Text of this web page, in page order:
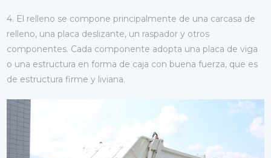
4. El relleno se compone principalmente de una carcasa de
relleno, una placa deslizante, un raspador y otros
componentes. Cada componente adopta una placa de viga
o una estructura en forma de caja con buena fuerza, que es
de estructura firme y liviana.